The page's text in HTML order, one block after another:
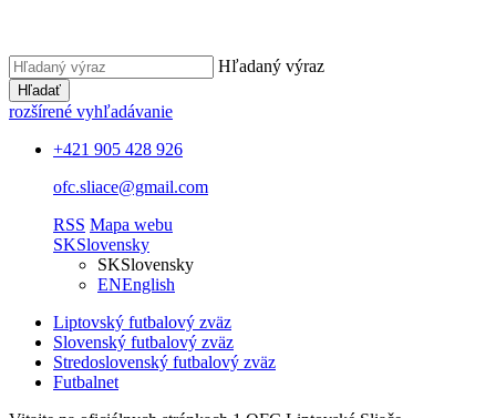
Hľadaný výraz
Hľadať
rozšírené vyhľadávanie
+421 905 428 926
ofc.sliace@gmail.com
RSS Mapa webu
SKSlovensky
SKSlovensky
ENEnglish
Liptovský futbalový zväz
Slovenský futbalový zväz
Stredoslovenský futbalový zväz
Futbalnet